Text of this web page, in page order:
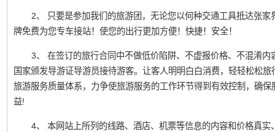
2、 只要是参加我们的旅游团，无论您以何种交通工具抵达张
牌免费为您专车接站！使您的出行更加方便！快捷！安全！
3、 在签订的旅行合同中不做低价陷阱、不虚报价格、不混淆
国家颁发导游证导游员接待游客。让客人明明白白消费，轻轻松松
旅游服务质量体系，力争使旅游服务的工作环节得到有效控制，确
益!
4、 本网站上所列的线路、酒店、机票等信息的内容和价格真